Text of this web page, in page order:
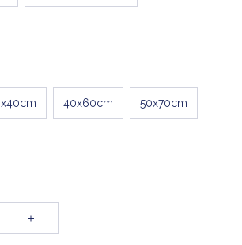
40x60cm 50x70cm